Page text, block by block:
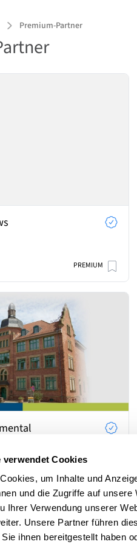
verwendet Cookies
um Inhalte und
und die Zugriffe auf
Ihrer Verwendung unserer
Unsere Partner führen
ihnen bereitgestellt haben
Premium-Partner
PREMIUM